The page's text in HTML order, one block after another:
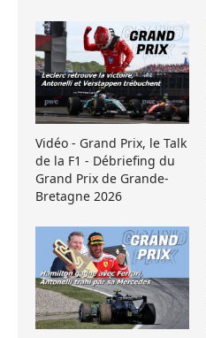
Vidéo - Grand Prix, le Talk
de la F1 - Débriefing du
Grand Prix de Grande-
Bretagne 2026